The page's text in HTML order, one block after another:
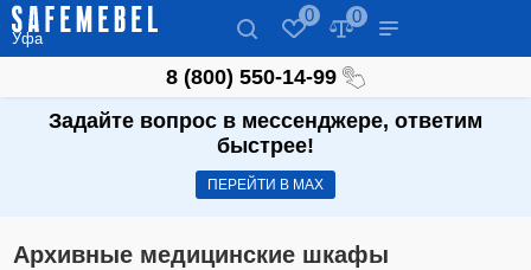
Уфа
0 0
8 (800) 550-14-99
Задайте вопрос в мессенджере, ответим
быстрее!
ПЕРЕЙТИ В МАХ
Архивные медицинские шкафы